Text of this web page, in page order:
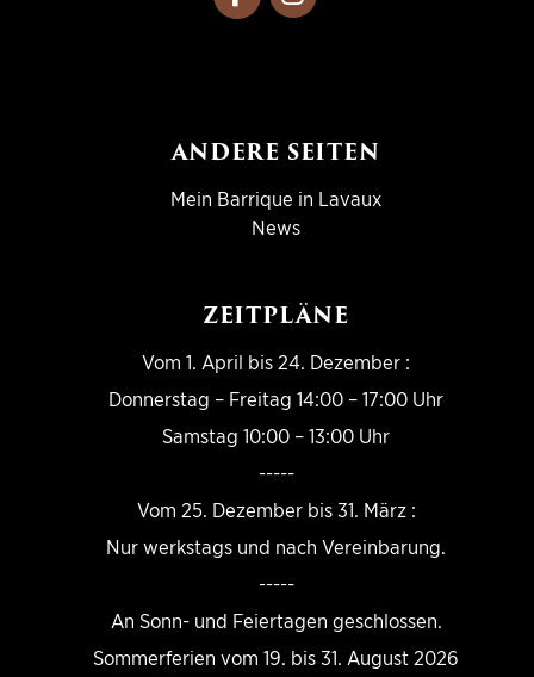
ANDERE SEITEN
Mein Barrique in Lavaux
News
ZEITPLÄNE
Vom 1. April bis 24. Dezember :
Donnerstag – Freitag 14:00 – 17:00 Uhr
Samstag 10:00 – 13:00 Uhr
-----
Vom 25. Dezember bis 31. März :
Nur werkstags und nach Vereinbarung.
-----
An Sonn- und Feiertagen geschlossen.
Sommerferien vom 19. bis 31. August 2026